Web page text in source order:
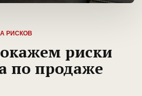
РИСКОВ
риски
по продаже